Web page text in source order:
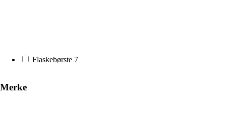
Flaskebørste 7
Merke